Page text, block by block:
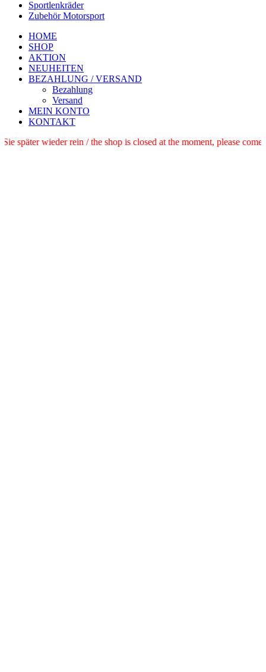
Sportlenkräder
Zubehör Motorsport
HOME
SHOP
AKTION
NEUHEITEN
BEZAHLUNG / VERSAND
Bezahlung
Versand
MEIN KONTO
KONTAKT
schauen Sie später wieder rein / the shop is closed at the moment,